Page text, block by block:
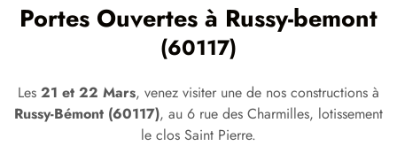
Portes Ouvertes à Russy-bemont
(60117)
Les 21 et 22 Mars, venez visiter une de nos constructions à
Russy-Bémont (60117), au 6 rue des Charmilles, lotissement
le clos Saint Pierre.